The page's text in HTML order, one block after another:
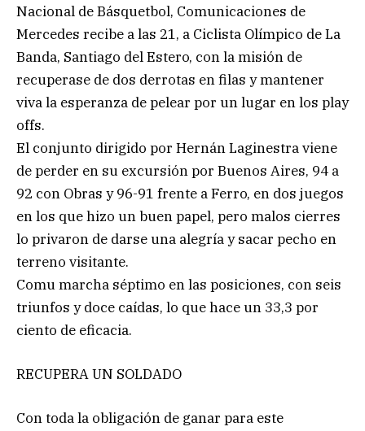
Nacional de Básquetbol, Comunicaciones de
Mercedes recibe a las 21, a Ciclista Olímpico de La
Banda, Santiago del Estero, con la misión de
recuperase de dos derrotas en filas y mantener
viva la esperanza de pelear por un lugar en los play
offs.
El conjunto dirigido por Hernán Laginestra viene
de perder en su excursión por Buenos Aires, 94 a
92 con Obras y 96-91 frente a Ferro, en dos juegos
en los que hizo un buen papel, pero malos cierres
lo privaron de darse una alegría y sacar pecho en
terreno visitante.
Comu marcha séptimo en las posiciones, con seis
triunfos y doce caídas, lo que hace un 33,3 por
ciento de eficacia.
RECUPERA UN SOLDADO
Con toda la obligación de ganar para este